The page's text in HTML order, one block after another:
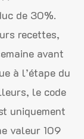
de 30%.
recettes,
avant
à l’étape du
le code
uniquement
valeur 109